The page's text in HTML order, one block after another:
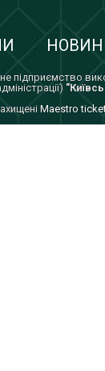
підприємство
Maestro